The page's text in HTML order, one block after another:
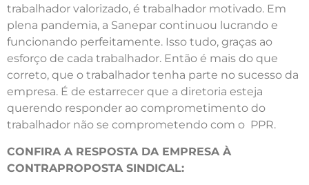
trabalhador valorizado, é trabalhador motivado. Em
plena pandemia, a Sanepar continuou lucrando e
funcionando perfeitamente. Isso tudo, graças ao
esforço de cada trabalhador. Então é mais do que
correto, que o trabalhador tenha parte no sucesso da
empresa. É de estarrecer que a diretoria esteja
querendo responder ao comprometimento do
trabalhador não se comprometendo com o PPR.
CONFIRA A RESPOSTA DA EMPRESA À
CONTRAPROPOSTA SINDICAL: